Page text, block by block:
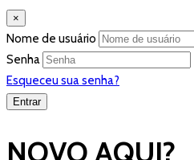
×
Nome de usuário
Senha
Esqueceu sua senha?
NOVO AQUI?